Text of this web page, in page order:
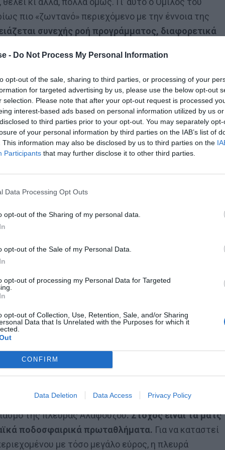
- Do Not Process My Personal Information
opt-out of the sale, sharing to third parties, or processing of your
for targeted advertising by us, please use the below opt-out
selection. Please note that after your opt-out request is processed
interest-based ads based on personal information utilized by us
to third parties prior to your opt-out. You may separately
of your personal information by third parties on the IAB’s list of
This information may also be disclosed by us to third parties on the
Participants that may further disclose it to other third parties.
Data Processing Opt Outs
opt-out of the Sharing of my personal data.
opt-out of the Sale of my Personal Data.
opt-out of processing my Personal Data for Targeted
opt-out of Collection, Use, Retention, Sale, and/or Sharing
Data that Is Unrelated with the Purposes for which it
CONFIRM
Data Deletion Data Access Privacy Policy
πιο «ζωντανό» περιεχόμενο με την έννοια της
συνεχής ροή προγράμματος, διαφορετικά
μια συνδρομητική υπηρεσία σε βάθος χρόνου και
τους πελάτες της και δημιουργεί συνεχώς
μήνα, αδιαλείπτως, θα πρέπει να βρίσκει κάτι
γνωστόν.Είναι τόσο μεγάλη η πίτα, ώστε ο
προτεραιότητες δεν γίνεται αλλιώς.
αναλόγως τις κινήσεις τους. Με κίνηση-ματ την
Basketball League (GBL)
αγορά επί οκτώ μήνες και θα συνιστά στρατηγικό
τινά προκύπτουν μέχρι στιγμής για την πρόταση
ή 21 εκατ. ευρώ στην 3ετία), το «ζουμί» είναι
αυτά που δίνει τώρα η ΕΡΤ (περί τα 5 εκατ. ευρώ
και η προοπτική να μεταδίδονται δύο ματς ανά
νέα συνδρομητική πλατφόρμα. Ξαναλέμε, πάντως,
υπάρχουν κι άλλοι, έντονα, ενδιαφερόμενοι…
Ετιέν Καμαρά
της πλευράς Αλαφούζου. Στόχος είναι τα ματς
ποδοσφαιρικά πρωταθλήματα. Για να καταστεί
με τόσο μεγάλο εύρος, η πλευρά